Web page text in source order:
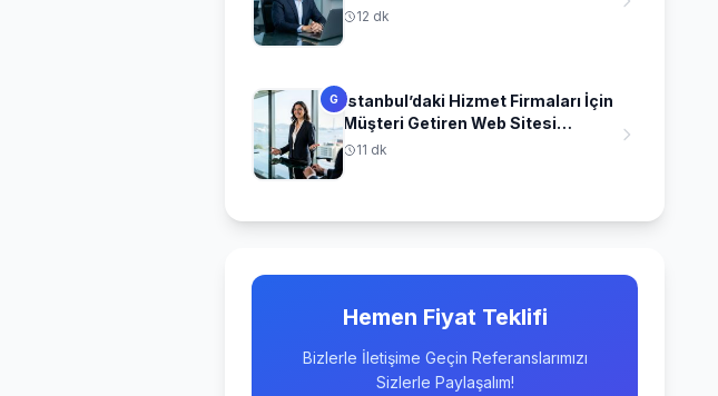
Olmalı?
12 dk
G İstanbul’daki Hizmet Firmaları İçin
Müşteri Getiren Web Sitesi
Stratejileri
11 dk
Hemen Fiyat Teklifi
Bizlerle İletişime Geçin Referanslarımızı
Sizlerle Paylaşalım!